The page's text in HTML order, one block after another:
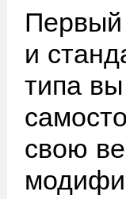
Первый
и
типа
свою